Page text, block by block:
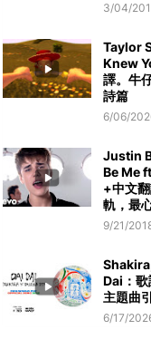
3/04/
Taylor
Knew
譯。牛
詩篇
6/06/
Justin
Be Me
+中文
軌，最
9/21/
Dai：
主題曲
6/17/